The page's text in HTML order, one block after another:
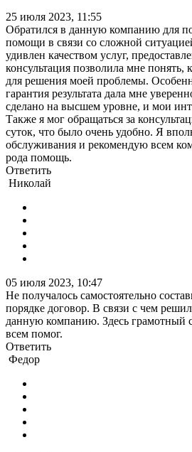
25 июля 2023, 11:55
Обратился в данную компанию для
помощи в связи со сложной
удивлен качеством услуг,
консультация позволила мне понять,
для решения моей проблемы.
гарантия результата дала мне
сделано на высшем уровне, и мои
Также я мог обращаться за
суток, что было очень удобно. Я
обслуживания и рекомендую всем
рода помощь.
Ответить
Николай
05 июля 2023, 10:47
Не получалось самостоятельно
порядке договор. В связи с чем
данную компанию. Здесь грамотный
всем помог.
Ответить
Федор